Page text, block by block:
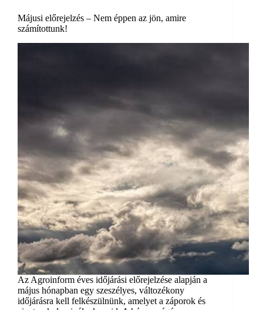
Májusi előrejelzés – Nem éppen az jön, amire
számítottunk!
Az Agroinform éves időjárási előrejelzése alapján a
május hónapban egy szeszélyes, változékony
időjárásra kell felkészülnünk, amelyet a záporok és